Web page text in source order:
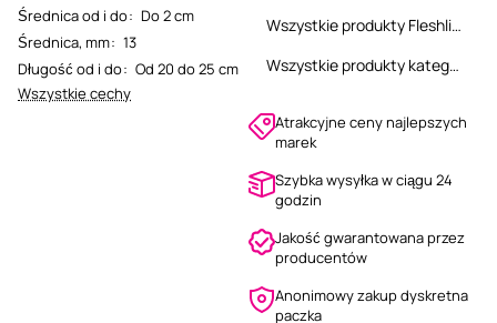
Średnica od i do: Do 2 cm
Średnica, mm: 13
Długość od i do: Od 20 do 25 cm
Wszystkie cechy
Wszystkie produkty Fleshlight
Wszystkie produkty kategorii
Atrakcyjne ceny najlepszych
marek
Szybka wysyłka w ciągu 24
godzin
Jakość gwarantowana przez
producentów
Anonimowy zakup dyskretna
paczka